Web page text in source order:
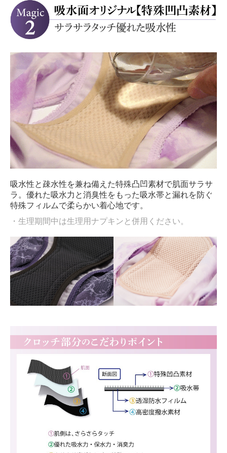
吸水性と疎水性を兼ね備えた特殊凸凹素材で肌面サラサ
ラ。優れた吸水力と消臭性をもった吸水帯と漏れを防ぐ
特殊フィルムで柔らかい着心地です。
・生理期間中は生理用ナプキンと併用ください。